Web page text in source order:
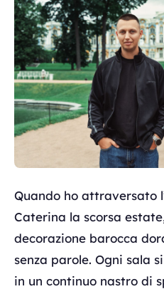
Quando ho attraversato
Caterina la scorsa
decorazione barocca
senza parole. Ogni sala
in un continuo nastro di